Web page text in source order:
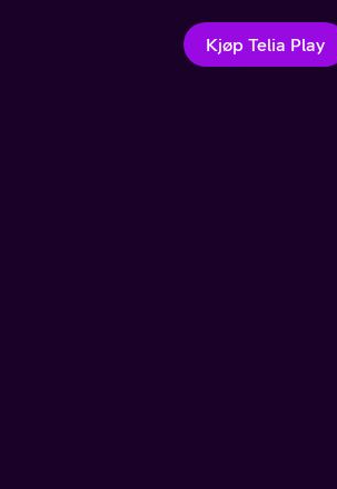
Kjøp Telia Play